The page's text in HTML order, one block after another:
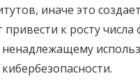
иначе это
к росту
ненадлежащему